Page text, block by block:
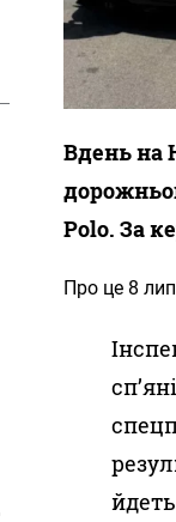
Вдень на
Polo. За
Про це 8